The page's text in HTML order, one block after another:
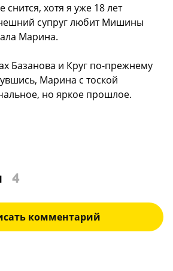
хотя я уже 18 лет
супруг любит Мишины
Марина.
Базанова и Круг по-прежнему
Марина с тоской
но яркое прошлое.
4
комментарий